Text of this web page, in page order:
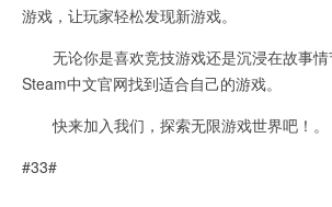
游戏，让玩家轻松发现新游戏。
无论你是喜欢竞技游戏还是沉浸在故事情
Steam中文官网找到适合自己的游戏。
快来加入我们，探索无限游戏世界吧！。
#33#